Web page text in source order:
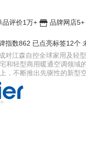
品评价1万+
品牌网店5+
指数862 已点亮标签12个
对江森自控全球家用及轻
和轻型商用暖通空调领域
，不断推出先驱性的新型